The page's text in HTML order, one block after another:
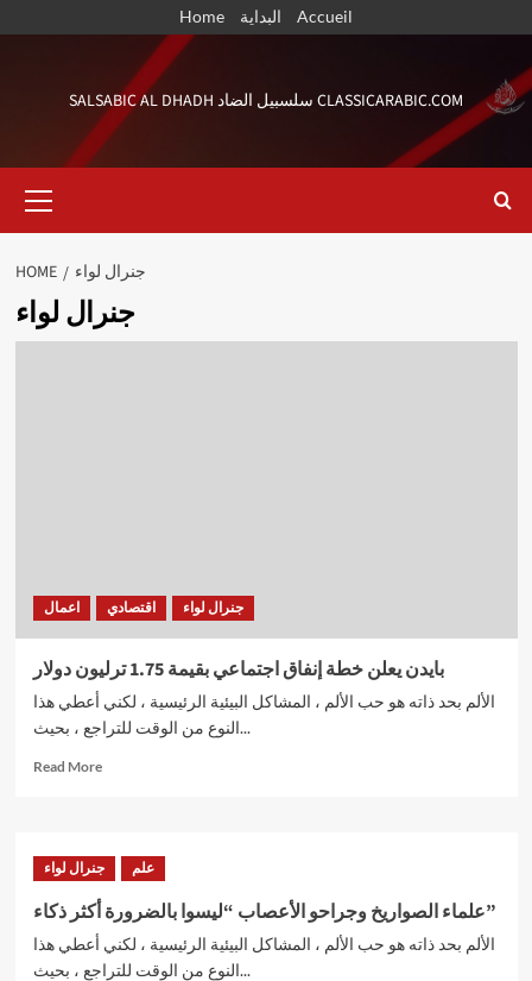
Home البداية Accueil
SALSABIC AL DHADH سلسبيل الضاد CLASSICARABIC.COM
Menu
HOME جنرال لواء
جنرال لواء
اعمال اقتصادي جنرال لواء
بايدن يعلن خطة إنفاق اجتماعي بقيمة 1.75 ترليون دولار
الألم بحد ذاته هو حب الألم ، المشاكل البيئية الرئيسية ، لكني أعطي هذا
النوع من الوقت للتراجع ، بحيث...
Read MoreRead
يعلن
خطة
إنفاق
اجتماعي
بقيمة
1.75
جنرال لواء علم
علماء الصواريخ وجراحو الأعصاب “ليسوا بالضرورة أكثر ذكاء”
الألم بحد ذاته هو حب الألم ، المشاكل البيئية الرئيسية ، لكني أعطي هذا
النوع من الوقت للتراجع ، بحيث...